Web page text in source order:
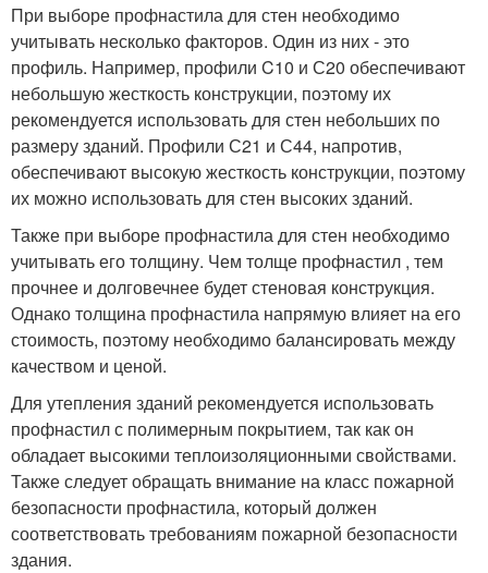
При выборе профнастила для стен необходимо
учитывать несколько факторов. Один из них - это
профиль. Например, профили C10 и С20 обеспечивают
небольшую жесткость конструкции, поэтому их
рекомендуется использовать для стен небольших по
размеру зданий. Профили С21 и С44, напротив,
обеспечивают высокую жесткость конструкции, поэтому
их можно использовать для стен высоких зданий.
Также при выборе профнастила для стен необходимо
учитывать его толщину. Чем толще профнастил , тем
прочнее и долговечнее будет стеновая конструкция.
Однако толщина профнастила напрямую влияет на его
стоимость, поэтому необходимо балансировать между
качеством и ценой.
Для утепления зданий рекомендуется использовать
профнастил с полимерным покрытием, так как он
обладает высокими теплоизоляционными свойствами.
Также следует обращать внимание на класс пожарной
безопасности профнастила, который должен
соответствовать требованиям пожарной безопасности
здания.